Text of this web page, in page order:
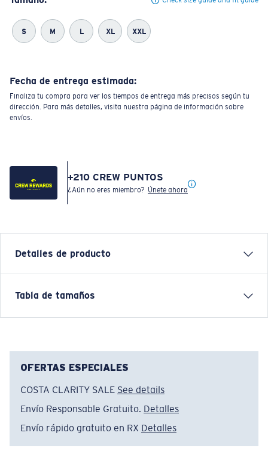
S M L XL XXL
Fecha de entrega estimada:
Finaliza tu compra para ver los tiempos de entrega más precisos según tu
dirección. Para más detalles, visita nuestra página de información sobre
envíos.
+210 CREW PUNTOS
¿Aún no eres miembro? Únete ahora
Detalles de producto
Inspired by water and fueled by adventure, Costa T-
Artículo n.°:FQA401311-001
Tamaño:XXL
Tabla de tamaños
OFERTAS ESPECIALES
COSTA CLARITY SALE See details
Envío Responsable Gratuito. Detalles
Envío rápido gratuito en RX Detalles